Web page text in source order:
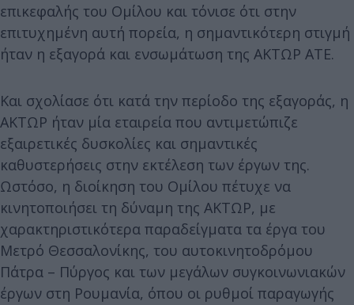
επικεφαλής του Ομίλου και τόνισε ότι στην
επιτυχημένη αυτή πορεία, η σημαντικότερη στιγμή
ήταν η εξαγορά και ενσωμάτωση της ΑΚΤΩΡ ΑΤΕ.
Και σχολίασε ότι κατά την περίοδο της εξαγοράς, η
ΑΚΤΩΡ ήταν μία εταιρεία που αντιμετώπιζε
εξαιρετικές δυσκολίες και σημαντικές
καθυστερήσεις στην εκτέλεση των έργων της.
Ωστόσο, η διοίκηση του Ομίλου πέτυχε να
κινητοποιήσει τη δύναμη της ΑΚΤΩΡ, με
χαρακτηριστικότερα παραδείγματα τα έργα του
Μετρό Θεσσαλονίκης, του αυτοκινητοδρόμου
Πάτρα – Πύργος και των μεγάλων συγκοινωνιακών
έργων στη Ρουμανία, όπου οι ρυθμοί παραγωγής